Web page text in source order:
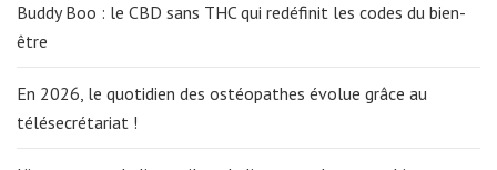
Buddy Boo : le CBD sans THC qui redéfinit les codes du bien-
être
En 2026, le quotidien des ostéopathes évolue grâce au
télésecrétariat !